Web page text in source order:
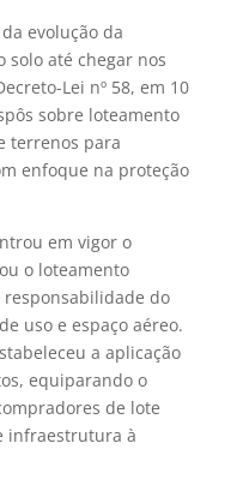
evolução da
solo até chegar nos
Lei nº 58, em 10
sobre loteamento
terrenos para
enfoque na proteção
em vigor o
o loteamento
do
uso e espaço aéreo.
a aplicação
equiparando o
de lote
infraestrutura à